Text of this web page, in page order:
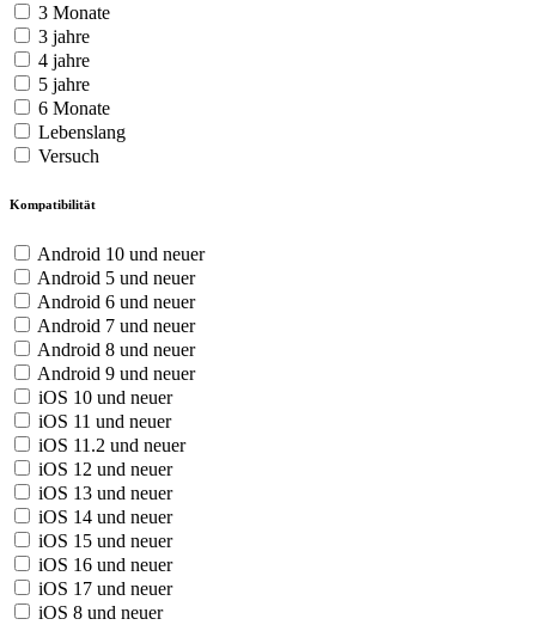
3 Monate
3 jahre
4 jahre
5 jahre
6 Monate
Lebenslang
Versuch
Kompatibilität
Android 10 und neuer
Android 5 und neuer
Android 6 und neuer
Android 7 und neuer
Android 8 und neuer
Android 9 und neuer
iOS 10 und neuer
iOS 11 und neuer
iOS 11.2 und neuer
iOS 12 und neuer
iOS 13 und neuer
iOS 14 und neuer
iOS 15 und neuer
iOS 16 und neuer
iOS 17 und neuer
iOS 8 und neuer